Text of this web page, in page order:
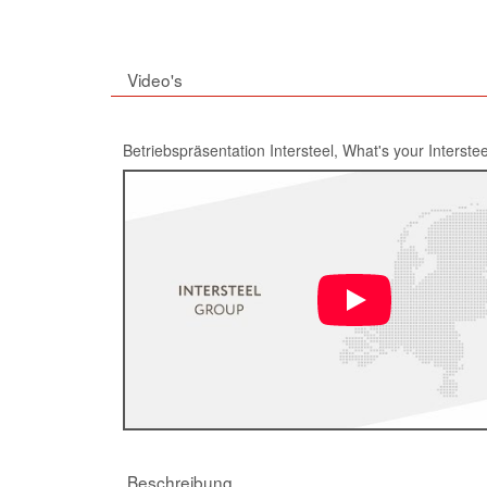
Video's
Betriebspräsentation Intersteel, What's your
Beschreibung